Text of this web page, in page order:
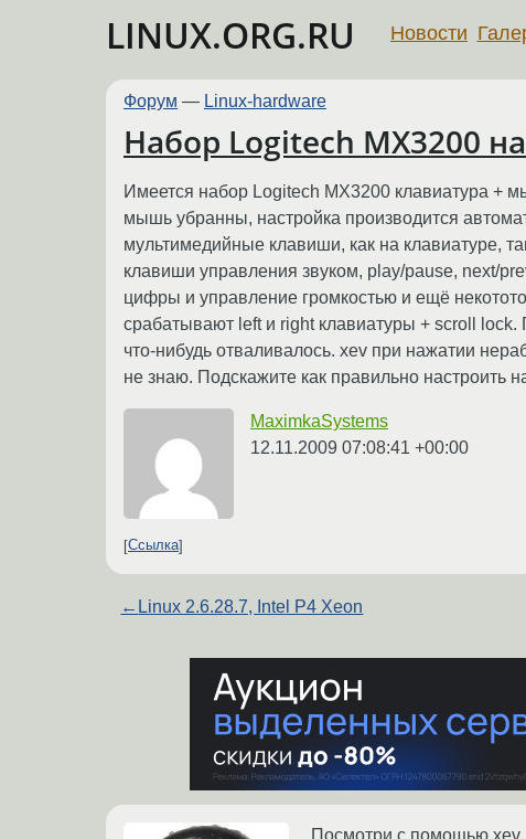
LINUX.ORG.RU Новости
Форум — Linux-hardware
Набор Logitech MX3200
Имеется набор Logitech MX3200 клавиатура +
мышь убранны, настройка производится
мультимедийные клавиши, как на клавиатуре,
клавиши управления звуком, play/pause, next/
цифры и управление громкостью и ещё
срабатывают left и right клавиатуры + scroll lock.
что-нибудь отваливалось. xev при нажатии
не знаю. Подскажите как правильно настроить
MaximkaSystems
12.11.2009 07:08:41 +00:00
Ссылка
← Linux 2.6.28.7, Intel P4 Xeon
Посмотри с помощью xev,